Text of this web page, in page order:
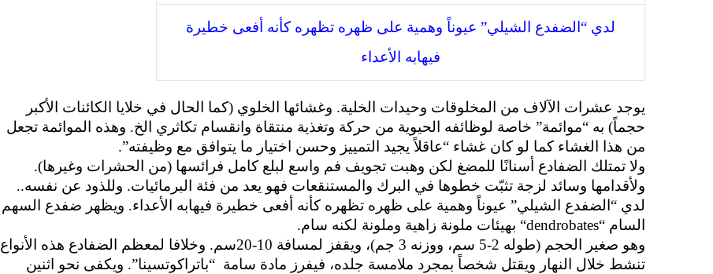
لدي “الضفدع الشيلي” عيوناً وهمية على ظهره تظهره كأنه أفعى خطيرة
فيهابه الأعداء
يوجد عشرات الآلاف من المخلوقات وحيدات الخلية. وغشائها الخلوي (كما الحال في خلايا الكائنات الأكبر
حجماً) به “موائمة” خاصة لوظائفه الحيوية من حركة وتغذية منتقاة وانقسام تكاثري الخ. وهذه الموائمة تجعل
من هذا الغشاء كما لو كان غشاء “عاقلاً يجيد التمييز وحسن اختيار ما يتوافق مع وظيفته”.
ولا تمتلك الضفادع أسنانًا للمضغ لكن وهبت تجويف فم واسع لبلع كامل فرائسها (من الحشرات وغيرها).
ولأقدامها وسائد لزجة تثبّت خطوها في البرك والمستنقعات فهو يعد من فئة البرمائيات. وللذود عن نفسه..
لدي “الضفدع الشيلي” عيوناً وهمية على ظهره تظهره كأنه أفعى خطيرة فيهابه الأعداء. ويظهر ضفدع السهم
السام “dendrobates
“ بهيئات ملونة زاهية وملونة لكنه سام.
وهو صغير الحجم (طوله 2-5 سم، ووزنه 3 جم)، ويقفز لمسافة 10-20سم.
وخلافا لمعظم الضفادع هذه الأنواع
تنشط خلال النهار ويقتل شخصاً بمجرد ملامسة جلده، فيفرز مادة سامة “باتراكوتسينا”. ويكفى نحو اثنين